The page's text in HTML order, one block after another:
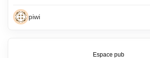
piwi
Espace pub